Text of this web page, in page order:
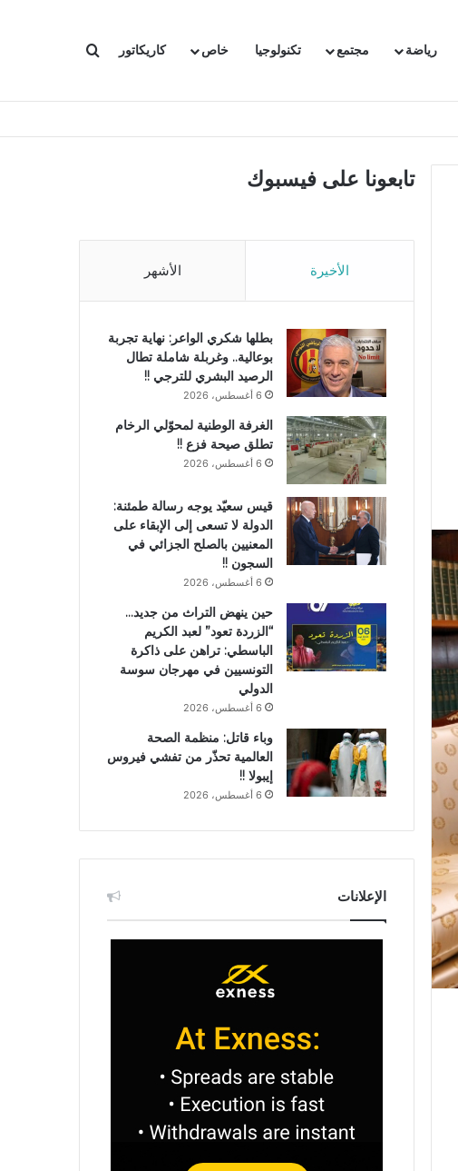
رياضة مجتمع تكنولوجيا خاص كاريكاتور بحث عن
تابعونا على فيسبوك
الأخيرة الأشهر
بطلها شكري الواعر: نهاية تجربة
بوعالية.. وغربلة شاملة تطال
الرصيد البشري للترجي !!
6 أغسطس، 2026
الغرفة الوطنية لمحوّلي الرخام
تطلق صيحة فزع !!
6 أغسطس، 2026
قيس سعيّد يوجه رسالة طمئنة:
الدولة لا تسعى إلى الإبقاء على
المعنيين بالصلح الجزائي في
السجون !!
6 أغسطس، 2026
حين ينهض التراث من جديد…
“الزردة تعود” لعبد الكريم
الباسطي: تراهن على ذاكرة
التونسيين في مهرجان سوسة
الدولي
6 أغسطس، 2026
وباء قاتل: منظمة الصحة
العالمية تحذّر من تفشي فيروس
إيبولا !!
6 أغسطس، 2026
الإعلانات